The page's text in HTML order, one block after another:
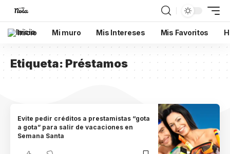
Inicio Mi muro Mis Intereses Mis Favoritos
Etiqueta:Préstamos
Evite pedir créditos a prestamistas “gota
a gota” para salir de vacaciones en
Semana Santa